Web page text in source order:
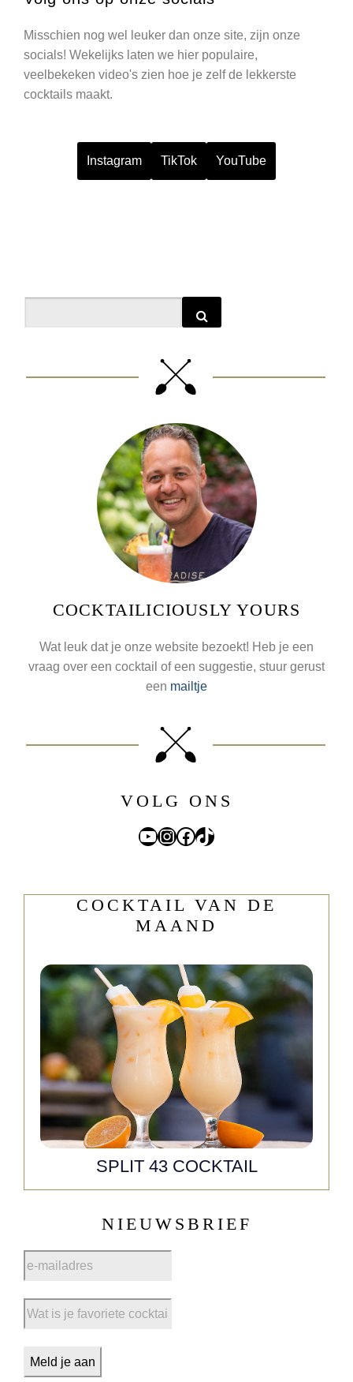
Misschien nog wel leuker dan onze site, zijn onze
socials! Wekelijks laten we hier populaire,
veelbekeken video's zien hoe je zelf de lekkerste
cocktails maakt.
Instagram TikTok YouTube
COCKTAILICIOUSLY YOURS
Wat leuk dat je onze website bezoekt! Heb je een
vraag over een cocktail of een suggestie, stuur gerust
een mailtje
VOLG ONS
YouTube
Instagram
Facebook
TikTok
COCKTAIL VAN DE
MAAND
SPLIT 43 COCKTAIL
NIEUWSBRIEF